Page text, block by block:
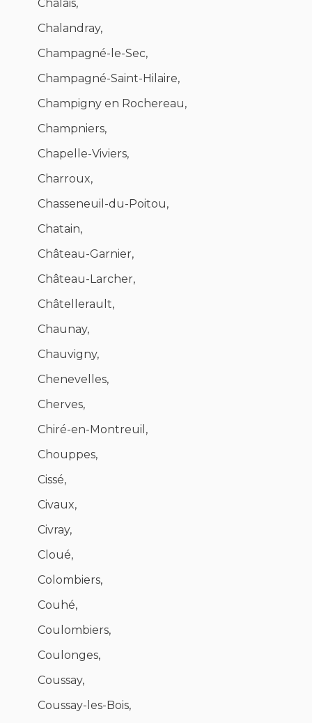
Chalais,
Chalandray,
Champagné-le-Sec,
Champagné-Saint-Hilaire,
Champigny en Rochereau,
Champniers,
Chapelle-Viviers,
Charroux,
Chasseneuil-du-Poitou,
Chatain,
Château-Garnier,
Château-Larcher,
Châtellerault,
Chaunay,
Chauvigny,
Chenevelles,
Cherves,
Chiré-en-Montreuil,
Chouppes,
Cissé,
Civaux,
Civray,
Cloué,
Colombiers,
Couhé,
Coulombiers,
Coulonges,
Coussay,
Coussay-les-Bois,